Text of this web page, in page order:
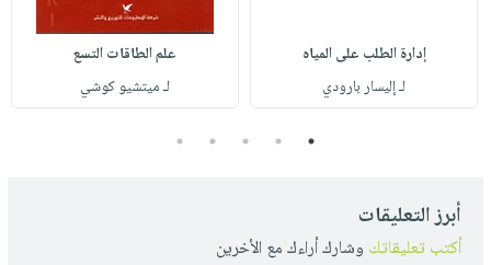
إدارة الطلب على المياه
لـ إليسار بارودي
علم الطاقات التسع
لـ ميتشيو كوشي
1
2
3
4
5
أبرز التعليقات
أكتب تعليقاتك وشارك أراءك مع الأخرين